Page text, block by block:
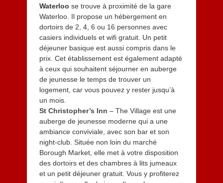
Waterloo se trouve à proximité de la gare
Waterloo. Il propose un hébergement en
dortoirs de 2, 4, 6 ou 16 personnes avec
casiers individuels et wifi gratuit. Un petit
déjeuner basique est aussi compris dans le
prix. Cet établissement est également adapté
à ceux qui souhaitent séjourner en auberge
de jeunesse le temps de trouver un
logement, car vous pouvez y rester jusqu’à
un mois.
St Christopher’s Inn – The Village est une
auberge de jeunesse moderne qui a une
ambiance conviviale, avec son bar et son
night-club. Située non loin du marché
Borough Market, elle met à votre disposition
des dortoirs et des chambres à lits jumeaux
et un petit déjeuner gratuit. Vous y profiterez